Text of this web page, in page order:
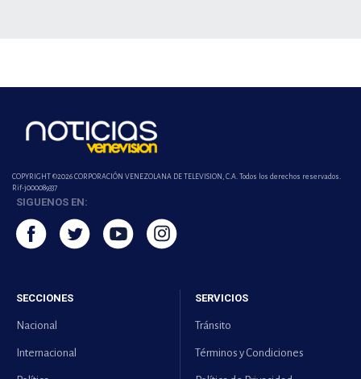
COPYRIGHT ©2026 CORPORACIÓN VENEZOLANA DE TELEVISION, C.A. Todos los derechos reservados.
Rif-j000089337
SIGUENOS EN:
SECCIONES
Nacional
Internacional
SERVICIOS
Tránsito
Términos y Condiciones